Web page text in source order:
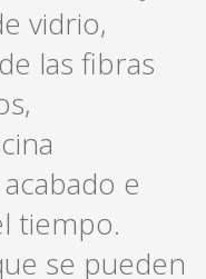
vidrio,
las fibras
e
tiempo.
se pueden